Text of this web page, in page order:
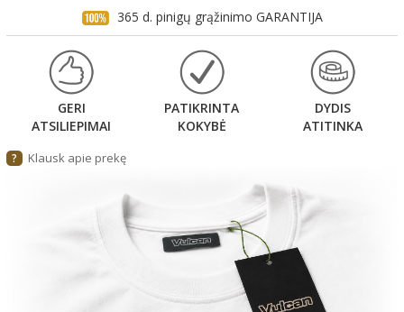
365 d. pinigų grąžinimo GARANTIJA
GERI
ATSILIEPIMAI
PATIKRINTA
KOKYBĖ
DYDIS
ATITINKA
? Klausk apie prekę